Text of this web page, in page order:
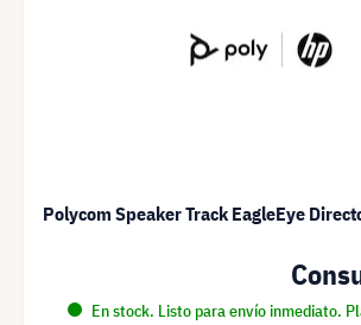
Polycom Speaker Track EagleEye
En stock. Listo para envío inmediato.